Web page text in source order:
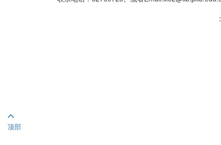
北京大学图书馆馆际
顶部